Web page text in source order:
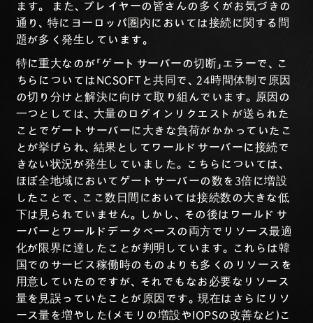
ます。 また、プレイヤーの皆さんの多くがお気づきの
通り、特にヨーロッパ圏内においては接続に関する問
題が多く発生しています。
特に重大なのが「ゲートサーバーの切断」エラーで、こ
ちらについてはNCSOFTと共同で、24時間体制で原因
の切り分けと解決に向けて取り組んでいます。原因の
一つとしては、大量のログインリクエストが送られた
ことでゲートサーバーに大きな負荷がかかっていたこ
とが挙げられ、結果としてワールドサーバーに接続で
きない状況が発生していました。こちらについては、
ほぼ全地域においてゲートサーバーの数を3倍に増設
したことで、ここ数日間においては接続数の大きな低
下は見られていません。しかし、その後はワールドサ
ーバーとワールドデータベースの両方でリソース最適
化が限界に達したことが判明しています。これらは韓
国でのサービス稼働時のものよりも多くのリソースを
用意していたのですが、それでもなお必要なリソース
量を見誤っていたことが原因です。現在はさらにリソ
ース量を増やした(メモリの増設やIOPSの改善など)こ